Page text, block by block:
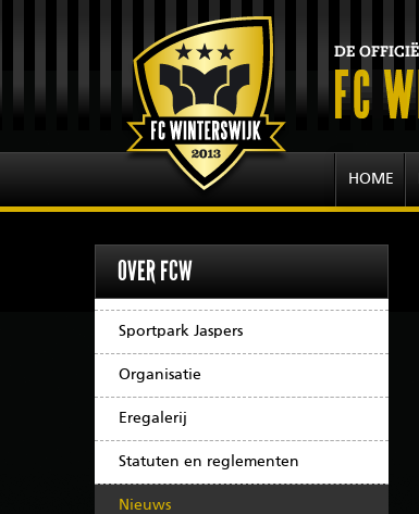
HOME
OVER FCW
Sportpark Jaspers
Organisatie
Eregalerij
Statuten en reglementen
Nieuws